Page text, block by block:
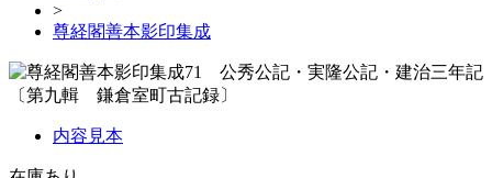
>
尊経閣善本影印集成
内容見本